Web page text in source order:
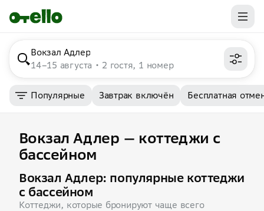
Вокзал Адлер
14–15 августа
2 гостя, 1 номер
Популярные Завтрак включён Бесплатная
Вокзал Адлер — коттеджи с
бассейном
Вокзал Адлер: популярные коттеджи
с бассейном
Коттеджи, которые бронируют чаще всего